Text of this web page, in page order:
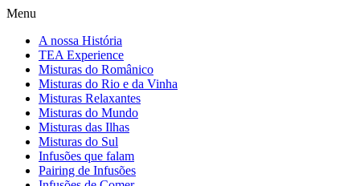
Menu
A nossa História
TEA Experience
Misturas do Românico
Misturas do Rio e da Vinha
Misturas Relaxantes
Misturas do Mundo
Misturas das Ilhas
Misturas do Sul
Infusões que falam
Pairing de Infusões